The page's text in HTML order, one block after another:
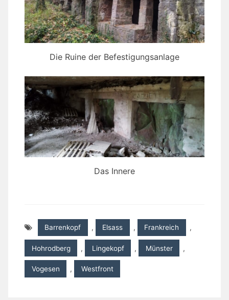
Die Ruine der Befestigungsanlage
Das Innere
Barrenkopf , Elsass , Frankreich ,
Hohrodberg , Lingekopf , Münster ,
Vogesen , Westfront